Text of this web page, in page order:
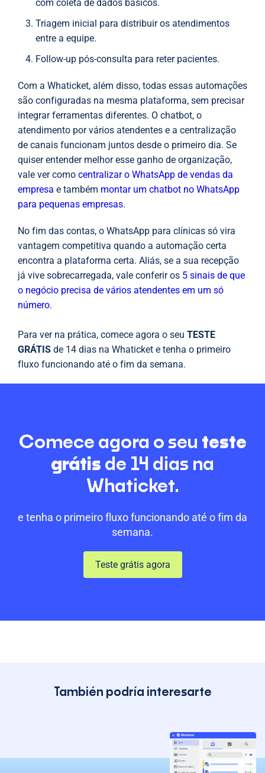
com coleta de dados básicos.
Triagem inicial para distribuir os atendimentos
entre a equipe.
Follow-up pós-consulta para reter pacientes.
Com a Whaticket, além disso, todas essas automações
são configuradas na mesma plataforma, sem precisar
integrar ferramentas diferentes. O chatbot, o
atendimento por vários atendentes e a centralização
de canais funcionam juntos desde o primeiro dia. Se
quiser entender melhor esse ganho de organização,
vale ver como centralizar o WhatsApp de vendas da
empresa e também montar um chatbot no WhatsApp
para pequenas empresas.
No fim das contas, o WhatsApp para clínicas só vira
vantagem competitiva quando a automação certa
encontra a plataforma certa. Aliás, se a sua recepção
já vive sobrecarregada, vale conferir os 5 sinais de que
o negócio precisa de vários atendentes em um só
número.
Para ver na prática, comece agora o seu TESTE
GRÁTIS de 14 dias na Whaticket e tenha o primeiro
fluxo funcionando até o fim da semana.
Comece agora o seu teste
grátis de 14 dias na
Whaticket.
e tenha o primeiro fluxo funcionando até o fim da
semana.
Teste grátis agora
También podría interesarte